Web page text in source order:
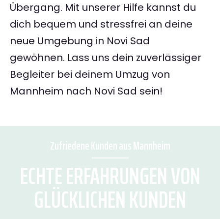
Übergang. Mit unserer Hilfe kannst du
dich bequem und stressfrei an deine
neue Umgebung in Novi Sad
gewöhnen. Lass uns dein zuverlässiger
Begleiter bei deinem Umzug von
Mannheim nach Novi Sad sein!
Zufriedene Kunden aus Mannheim
ECHTE ERFAHRUNGEN VON
GLÜCKLICHEN KUNDEN